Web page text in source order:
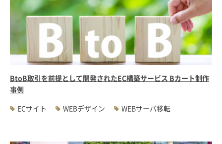
BtoB取引を前提として開発されたEC構築サービス Bカート制作
事例
ECサイト
WEBデザイン WEBサーバ移転